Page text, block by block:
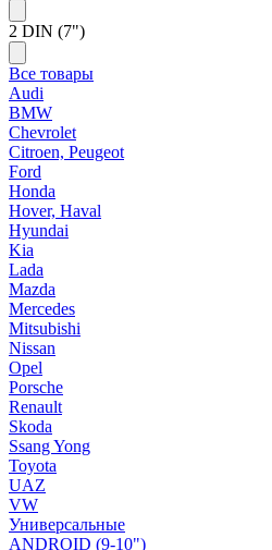
2 DIN (7")
Все товары
Audi
BMW
Chevrolet
Citroen, Peugeot
Ford
Honda
Hover, Haval
Hyundai
Kia
Lada
Mazda
Mercedes
Mitsubishi
Nissan
Opel
Porsche
Renault
Skoda
Ssang Yong
Toyota
UAZ
VW
Универсальные
ANDROID (9-10")